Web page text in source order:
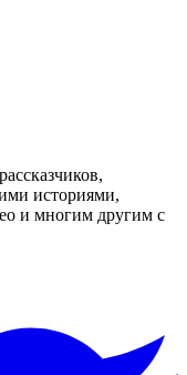
историями,
и многим другим с